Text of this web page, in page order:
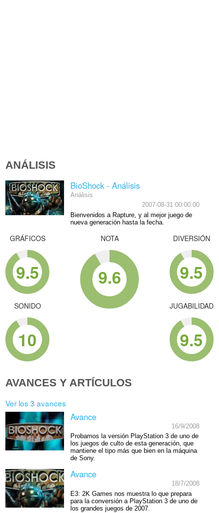
ANÁLISIS
BioShock - Análisis
Análisis
2007-08-31 00:00:00
Bienvenidos a Rapture, y al mejor juego de
nueva generación hasta la fecha.
GRÁFICOS
9.5
SONIDO
10
NOTA
9.6
DIVERSIÓN
9.5
JUGABILIDAD
9.5
AVANCES Y ARTÍCULOS
Ver los 3 avances
Avance
16/9/2008
Probamos la versión PlayStation 3 de uno de
los juegos de culto de esta generación, que
mantiene el tipo más que bien en la máquina
de Sony.
Avance
18/7/2008
E3: 2K Games nos muestra lo que prepara
para la conversión a PlayStation 3 de uno de
los grandes juegos de 2007.